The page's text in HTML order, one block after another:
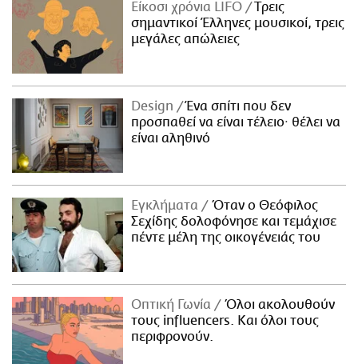
Είκοσι χρόνια LIFO
Tρεις
σημαντικοί Έλληνες μουσικοί, τρεις
μεγάλες απώλειες
Design
Ένα σπίτι που δεν
προσπαθεί να είναι τέλειο· θέλει να
είναι αληθινό
Εγκλήματα
Όταν ο Θεόφιλος
Σεχίδης δολοφόνησε και τεμάχισε
πέντε μέλη της οικογένειάς του
Οπτική Γωνία
Όλοι ακολουθούν
τους influencers. Και όλοι τους
περιφρονούν.